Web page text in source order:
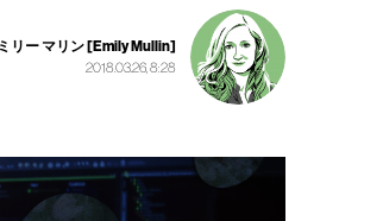
リー マリン [Emily Mullin]
2018.03.26, 8:28